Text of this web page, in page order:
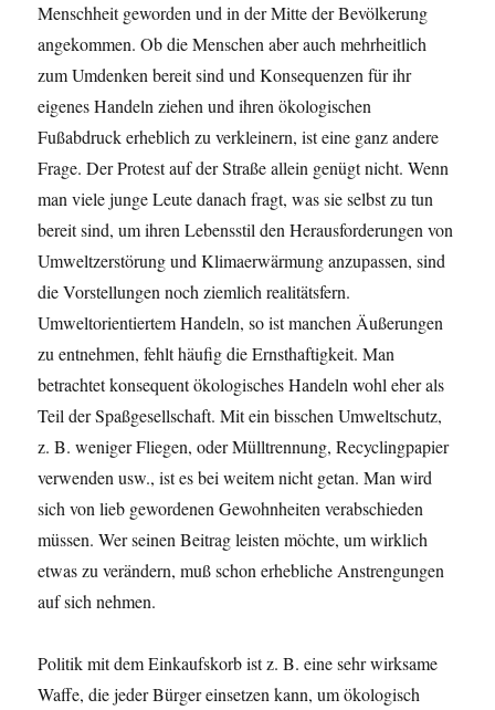
Menschheit geworden und in der Mitte der Bevölkerung
angekommen. Ob die Menschen aber auch mehrheitlich
zum Umdenken bereit sind und Konsequenzen für ihr
eigenes Handeln ziehen und ihren ökologischen
Fußabdruck erheblich zu verkleinern, ist eine ganz andere
Frage. Der Protest auf der Straße allein genügt nicht. Wenn
man viele junge Leute danach fragt, was sie selbst zu tun
bereit sind, um ihren Lebensstil den Herausforderungen von
Umweltzerstörung und Klimaerwärmung anzupassen, sind
die Vorstellungen noch ziemlich realitätsfern.
Umweltorientiertem Handeln, so ist manchen Äußerungen
zu entnehmen, fehlt häufig die Ernsthaftigkeit. Man
betrachtet konsequent ökologisches Handeln wohl eher als
Teil der Spaßgesellschaft. Mit ein bisschen Umweltschutz,
z. B. weniger Fliegen, oder Mülltrennung, Recyclingpapier
verwenden usw., ist es bei weitem nicht getan. Man wird
sich von lieb gewordenen Gewohnheiten verabschieden
müssen. Wer seinen Beitrag leisten möchte, um wirklich
etwas zu verändern, muß schon erhebliche Anstrengungen
auf sich nehmen.
Politik mit dem Einkaufskorb ist z. B. eine sehr wirksame
Waffe, die jeder Bürger einsetzen kann, um ökologisch